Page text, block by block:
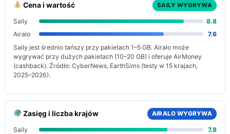
Cena i wartość SAILY WYGRYWA
Saily
8.8
Airalo
7.6
Saily jest średnio tańszy przy pakietach 1–5 GB. Airalo może
wygrywać przy dużych pakietach (10–20 GB) i oferuje AirMoney
(cashback). Źródło: CyberNews, EarthSims (testy w 15 krajach,
2025–2026).
Zasięg i liczba krajów AIRALO WYGRYWA
Saily
7.8